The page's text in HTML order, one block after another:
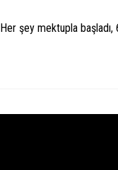
Her şey mektupla başladı,